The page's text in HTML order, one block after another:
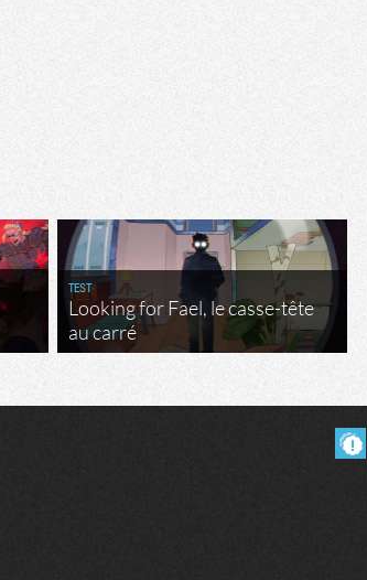
TEST
Looking for Fael, le casse-tête
au carré